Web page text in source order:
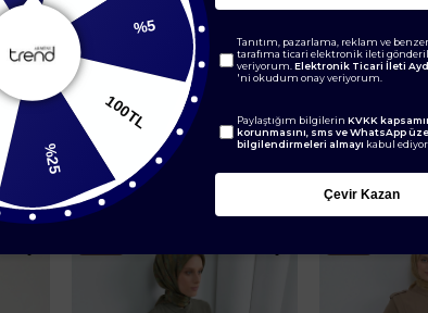
BENZER ÜRÜNLER
100TL
%25
Tanıtım, pazarlama, reklam ve
tarafıma ticari elektronik ileti
veriyorum. Elektronik Ticari İleti
'ni okudum onay veriyorum.
Paylaştığım bilgilerin KVKK
korunmasını, sms ve WhatsApp
bilgilendirmeleri almayı kabul
Çevir Kazan